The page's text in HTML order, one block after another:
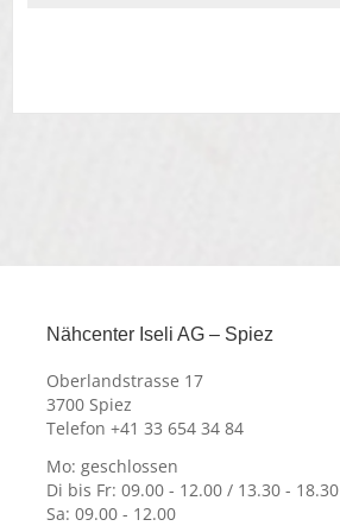
Nähcenter Iseli AG – Spiez
Oberlandstrasse 17
3700 Spiez
Telefon +41 33 654 34 84
Mo: geschlossen
Di bis Fr: 09.00 - 12.00 / 13.30 - 18.30
Sa: 09.00 - 12.00